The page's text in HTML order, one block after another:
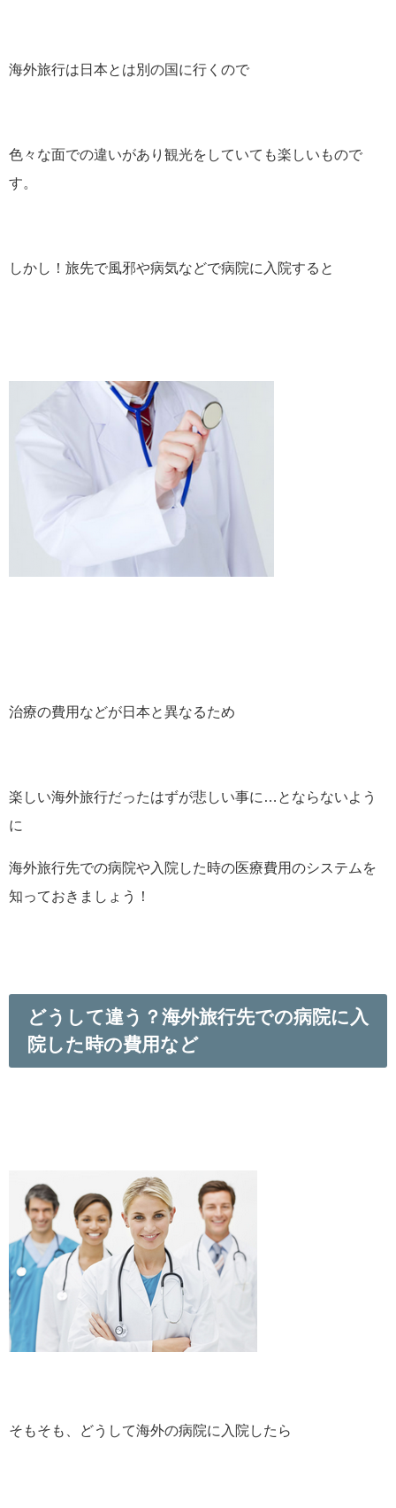
海外旅行は日本とは別の国に行くので
色々な面での違いがあり観光をしていても楽しいもので
す。
しかし！旅先で風邪や病気などで病院に入院すると
治療の費用などが日本と異なるため
楽しい海外旅行だったはずが悲しい事に…とならないよう
に
海外旅行先での病院や入院した時の医療費用のシステムを
知っておきましょう！
どうして違う？海外旅行先での病院に入
院した時の費用など
そもそも、どうして海外の病院に入院したら